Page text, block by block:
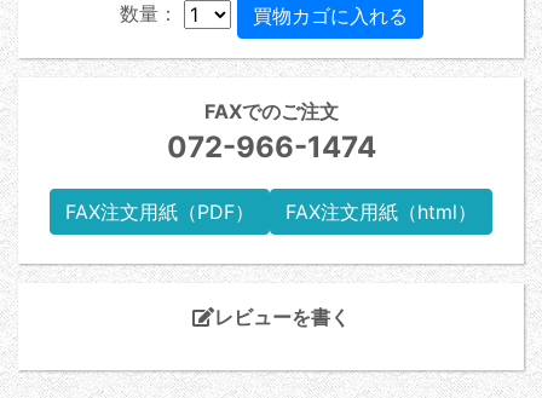
数量：
FAXでのご注文
072-966-1474
FAX注文用紙（PDF） FAX注文用紙（html）
レビューを書く